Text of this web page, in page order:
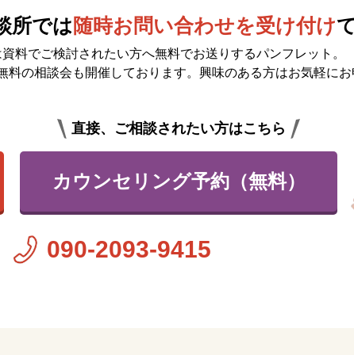
所では 随時お問い合わせを受け付け
資料でご検討されたい方へ無料でお送りするパンフレット。
料の相談会も開催しております。興味のある方はお気軽にお
直接、ご相談されたい方はこちら
カウンセリング予約（無料）
090-2093-9415